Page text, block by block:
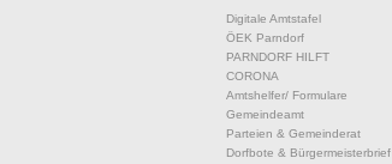
Digitale Amtstafel
ÖEK Parndorf
PARNDORF HILFT
CORONA
Amtshelfer/ Formulare
Gemeindeamt
Parteien & Gemeinderat
Dorfbote & Bürgermeisterbrief